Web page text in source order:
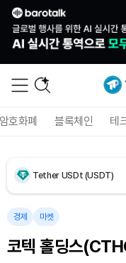
호화폐 블록체인 테
Tether USDt (USDT)
BNB (BNB)
USDC (USDC)
경제 마켓
코텍 홀딩스